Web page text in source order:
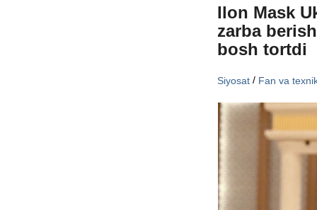
Ilon Mask
zarba
bosh tortdi
Siyosat / Fan va